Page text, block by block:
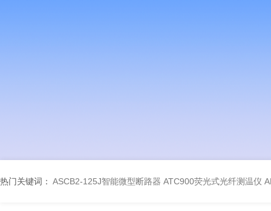
热门关键词： ASCB2-125J智能微型断路器 ATC900荧光式光纤测温仪